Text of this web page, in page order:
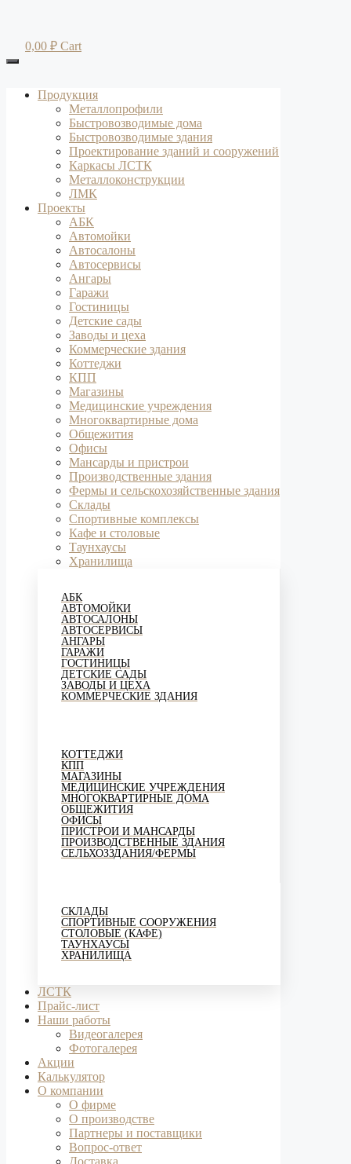
0,00 ₽ Cart
Продукция
Металлопрофили
Быстровозводимые дома
Быстровозводимые здания
Проектирование зданий и сооружений
Каркасы ЛСТК
Металлоконструкции
ЛМК
Проекты
АБК
Автомойки
Автосалоны
Автосервисы
Ангары
Гаражи
Гостиницы
Детские сады
Заводы и цеха
Коммерческие здания
Коттеджи
КПП
Магазины
Медицинские учреждения
Многоквартирные дома
Общежития
Офисы
Мансарды и пристрои
Производственные здания
Фермы и сельскохозяйственные здания
Склады
Спортивные комплексы
Кафе и столовые
Таунхаусы
Хранилища
АБК
АВТОМОЙКИ
АВТОСАЛОНЫ
АВТОСЕРВИСЫ
АНГАРЫ
ГАРАЖИ
ГОСТИНИЦЫ
ДЕТСКИЕ САДЫ
ЗАВОДЫ И ЦЕХА
КОММЕРЧЕСКИЕ ЗДАНИЯ
КОТТЕДЖИ
КПП
МАГАЗИНЫ
МЕДИЦИНСКИЕ УЧРЕЖДЕНИЯ
МНОГОКВАРТИРНЫЕ ДОМА
ОБЩЕЖИТИЯ
ОФИСЫ
ПРИСТРОИ И МАНСАРДЫ
ПРОИЗВОДСТВЕННЫЕ ЗДАНИЯ
СЕЛЬХОЗЗДАНИЯ/ФЕРМЫ
СКЛАДЫ
СПОРТИВНЫЕ СООРУЖЕНИЯ
СТОЛОВЫЕ (КАФЕ)
ТАУНХАУСЫ
ХРАНИЛИЩА
ЛСТК
Прайс-лист
Наши работы
Видеогалерея
Фотогалерея
Акции
Калькулятор
О компании
О фирме
О производстве
Партнеры и поставщики
Вопрос-ответ
Доставка